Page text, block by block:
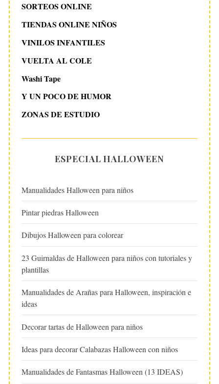
SORTEOS ONLINE
TIENDAS ONLINE NIÑOS
VINILOS INFANTILES
VUELTA AL COLE
Washi Tape
Y UN POCO DE HUMOR
ZONAS DE ESTUDIO
ESPECIAL HALLOWEEN
Manualidades Halloween para niños
Pintar piedras Halloween
Dibujos Halloween para colorear
23 Guirnaldas de Halloween para niños con tutoriales y
plantillas
Manualidades de Arañas para Halloween, inspiración e
ideas
Decorar tartas de Halloween para niños
Ideas para decorar Calabazas Halloween con niños
Manualidades de Fantasmas Halloween (13 IDEAS)